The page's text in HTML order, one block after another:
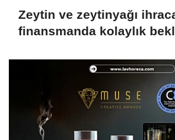
Zeytin ve zeytinyağı
finansmanda kolaylık